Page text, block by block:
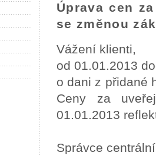
Úprava cen
se změnou
Vážení klienti,
od 01.01.2013
o dani z přidané
Ceny za
01.01.2013
Správce